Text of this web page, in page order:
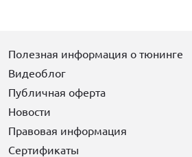
Полезная информация о тюнинге
Видеоблог
Публичная оферта
Новости
Правовая информация
Сертификаты